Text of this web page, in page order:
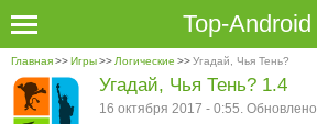
Top-Android
Главная>>Игры>> Логические >>Угадай, Чья Тень?
Угадай, Чья Тень? 1.4
16 октября 2017 - 0:55. Обновлено